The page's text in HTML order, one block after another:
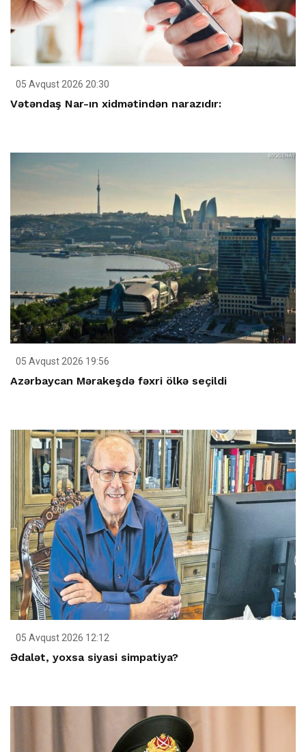
05 Avqust 2026 20:30
Vətəndaş Nar-ın xidmətindən narazıdır:
05 Avqust 2026 19:56
Azərbaycan Mərakeşdə fəxri ölkə seçildi
05 Avqust 2026 12:12
Ədalət, yoxsa siyasi simpatiya?